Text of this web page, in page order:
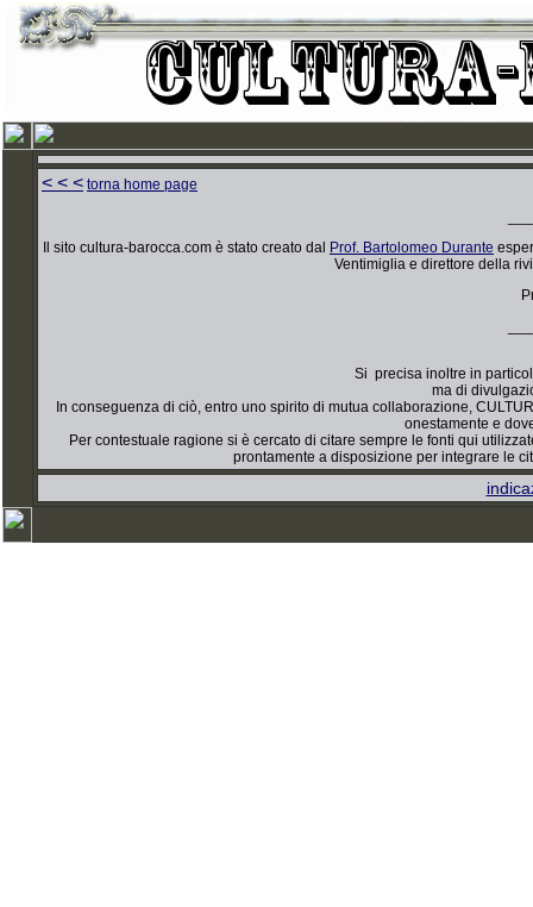
< < < torna home page
Il sito cultura-barocca.com è stato creato dal Prof. Bartolomeo Durante
Ventimiglia e direttore della
Si precisa inoltre in
ma di
In conseguenza di ciò, entro uno spirito di mutua collaborazione,
onestamente e
Per contestuale ragione si è cercato di citare sempre le fonti qui
prontamente a disposizione per integrare le